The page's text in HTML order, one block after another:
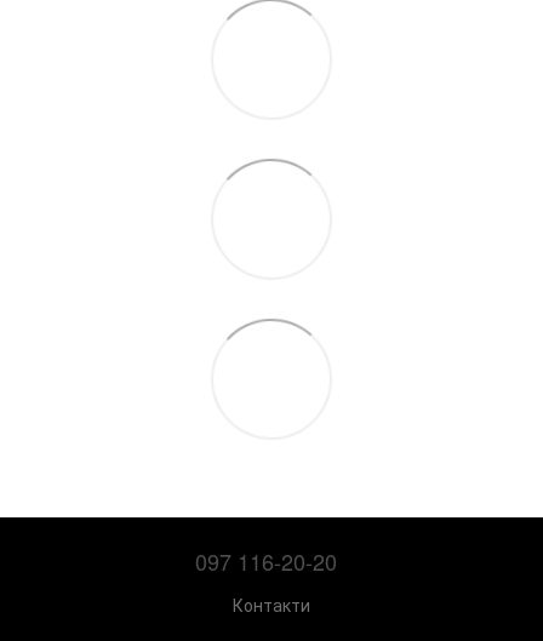
097 116-20-20
Контакти